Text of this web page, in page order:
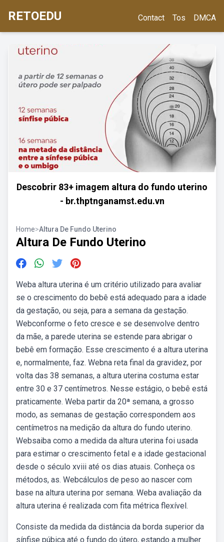
RETOEDU Contact Tos DMCA
Descobrir 83+ imagem altura do fundo uterino
- br.thptnganamst.edu.vn
Home>Altura De Fundo Uterino
Altura De Fundo Uterino
Weba altura uterina é um critério utilizado para avaliar
se o crescimento do bebê está adequado para a idade
da gestação, ou seja, para a semana da gestação.
Webconforme o feto cresce e se desenvolve dentro
da mãe, a parede uterina se estende para abrigar o
bebê em formação. Esse crescimento é a altura uterina
e, normalmente, faz. Webna reta final da gravidez, por
volta das 38 semanas, a altura uterina costuma estar
entre 30 e 37 centímetros. Nesse estágio, o bebê está
praticamente. Weba partir da 20ª semana, a grosso
modo, as semanas de gestação correspondem aos
centímetros na medição da altura do fundo uterino.
Websaiba como a medida da altura uterina foi usada
para estimar o crescimento fetal e a idade gestacional
desde o século xviii até os dias atuais. Conheça os
métodos, as. Webcálculos de peso ao nascer com
base na altura uterina por semana. Weba avaliação da
altura uterina é realizada com fita métrica flexível.
Consiste da medida da distância da borda superior da
sínfise púbica até o fundo do útero, estando a mulher